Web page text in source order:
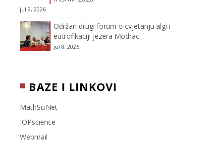
jul 9, 2026
Održan drugi forum o cvjetanju algi i
eutrofikaciji jezera Modrac
jul 8, 2026
BAZE I LINKOVI
MathSciNet
IOPscience
Webmail